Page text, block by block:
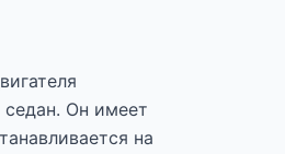
седан. Он имеет
на